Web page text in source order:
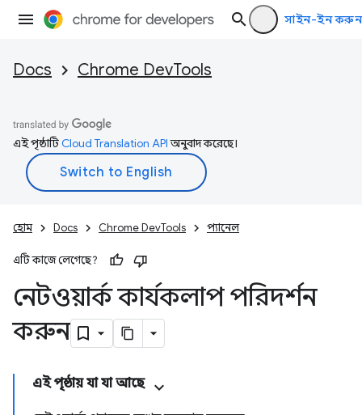
সাইন-ইন করুন
Docs Chrome DevTools
এই পৃষ্ঠাটিCloud Translation APIঅনুবাদ করেছে।
হোম Docs Chrome DevTools প্যানেল
এটি কাজে লেগেছে?
নেটওয়ার্ক কার্যকলাপ পরিদর্শন
করুন
এই পৃষ্ঠায় যা যা আছে